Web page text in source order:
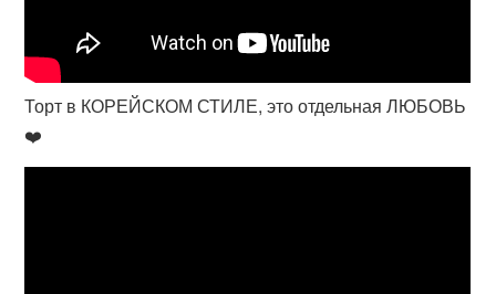
Торт в КОРЕЙСКОМ СТИЛЕ, это отдельная ЛЮБОВЬ
❤️